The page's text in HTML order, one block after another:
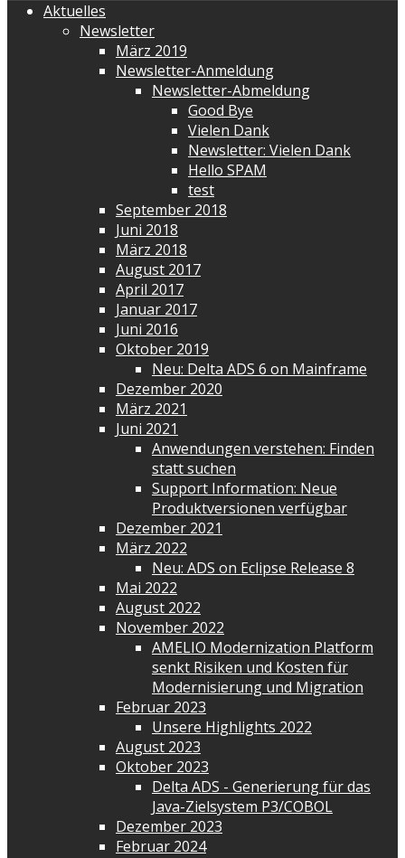
Aktuelles
Newsletter
März 2019
Newsletter-Anmeldung
Newsletter-Abmeldung
Good Bye
Vielen Dank
Newsletter: Vielen Dank
Hello SPAM
test
September 2018
Juni 2018
März 2018
August 2017
April 2017
Januar 2017
Juni 2016
Oktober 2019
Neu: Delta ADS 6 on Mainframe
Dezember 2020
März 2021
Juni 2021
Anwendungen verstehen: Finden
statt suchen
Support Information: Neue
Produktversionen verfügbar
Dezember 2021
März 2022
Neu: ADS on Eclipse Release 8
Mai 2022
August 2022
November 2022
AMELIO Modernization Platform
senkt Risiken und Kosten für
Modernisierung und Migration
Februar 2023
Unsere Highlights 2022
August 2023
Oktober 2023
Delta ADS - Generierung für das
Java-Zielsystem P3/COBOL
Dezember 2023
Februar 2024